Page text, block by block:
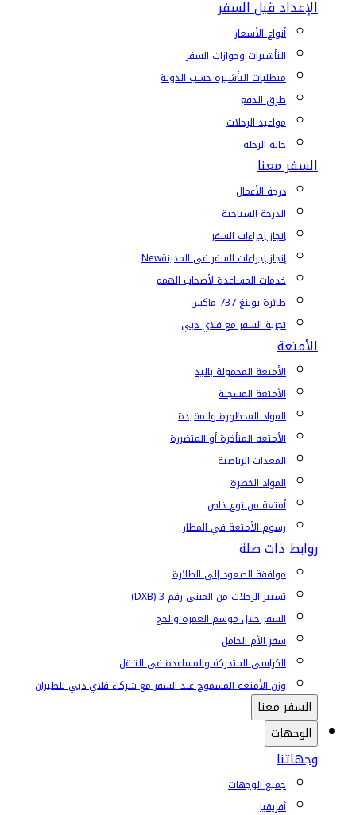
الإعداد قبل السفر
أنواع الأسعار
التأشيرات وجوازات السفر
متطلبات التأشيرة حسب الدولة
طرق الدفع
مواعيد الرحلات
حالة الرحلة
السفر معنا
درجة الأعمال
الدرجة السياحية
إنجاز إجراءات السفر
إنجاز إجراءات السفر في المدينةNew
خدمات المساعدة لأصحاب الهمم
طائرة بوينغ 737 ماكس
تجربة السفر مع فلاي دبي
الأمتعة
الأمتعة المحمولة باليد
الأمتعة المسجلة
المواد المحظورة والمقيدة
الأمتعة المتأخرة أو المتضررة
المعدات الرياضية
المواد الخطرة
أمتعة من نوع خاص
رسوم الأمتعة في المطار
روابط ذات صلة
موافقة الصعود إلى الطائرة
تسيير الرحلات من المبنى رقم 3 (DXB)
السفر خلال موسم العمرة والحج
سفر الأم الحامل
الكراسي المتحركة والمساعدة في التنقل
وزن الأمتعة المسموح عند السفر مع شركاء فلاي دبي للطيران
السفر معنا
الوجهات
وجهاتنا
جميع الوجهات
أفريقيا